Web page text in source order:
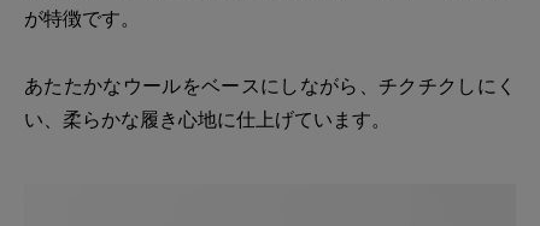
が特徴です。
あたたかなウールをベースにしながら、チクチクしにく
い、柔らかな履き心地に仕上げています。